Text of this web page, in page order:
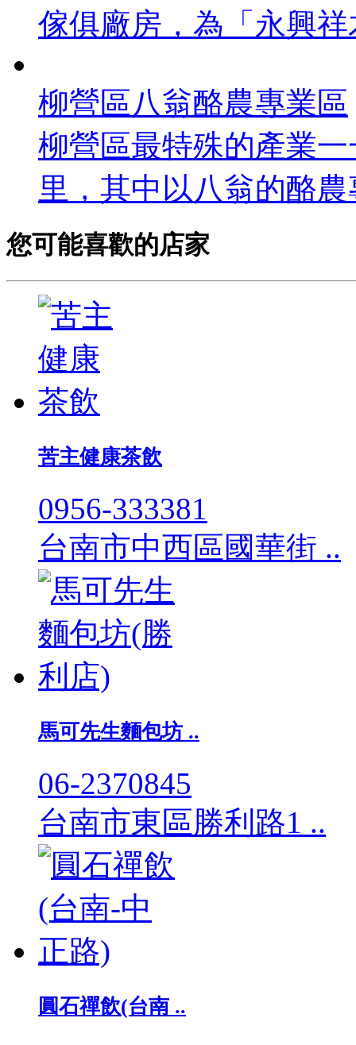
傢俱廠房，為「永興
柳營區八翁酪農專業區
柳營區最特殊的產業
里，其中以八翁的酪
您可能喜歡的店家
苦主健康茶飲
0956-333381
台南市中西區國華街 ..
馬可先生麵包坊 ..
06-2370845
台南市東區勝利路1 ..
圓石禪飲(台南 ..